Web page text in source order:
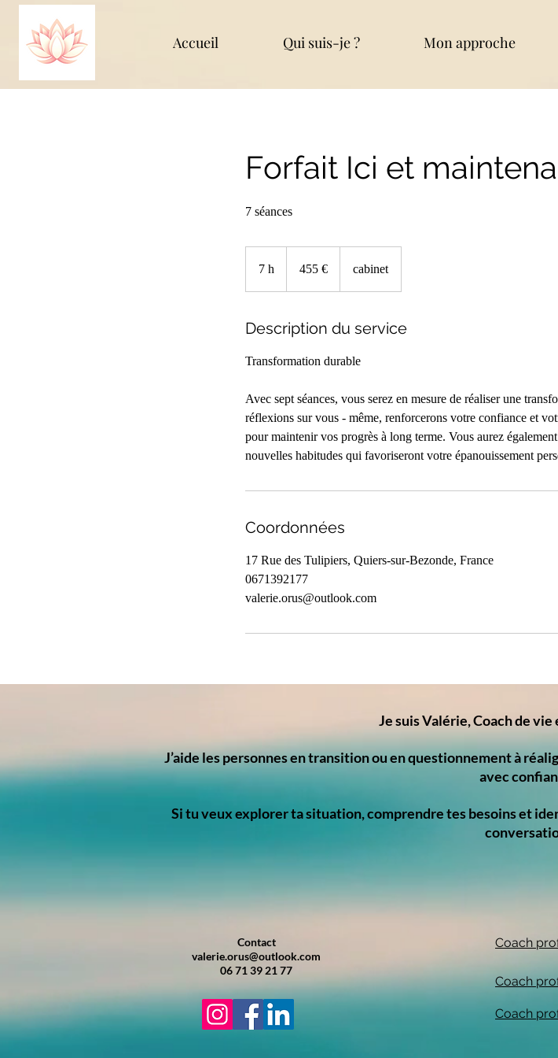
Accueil Qui suis-je ? Mon approche
Forfait Ici et
7 séances
7 h 455 € cabinet
Description du service
Transformation durable
Avec sept séances, vous serez en mesure de réaliser une
réflexions sur vous - même, renforcerons votre confiance et
pour maintenir vos progrès à long terme. Vous aurez
nouvelles habitudes qui favoriseront votre épanouissement
Coordonnées
17 Rue des Tulipiers, Quiers-sur-Bezonde, France
0671392177
valerie.orus@outlook.com
Je suis Valérie, Coach de
J’aide les personnes en transition ou en questionnement à
avec
Si tu veux explorer ta situation, comprendre tes besoins et
Contact
valerie.orus@outlook.com
06 71 39 21 77
Coach
Coach
Coach